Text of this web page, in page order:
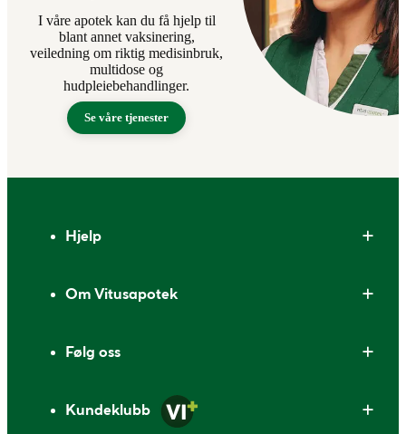
I våre apotek kan du få hjelp til
blant annet vaksinering,
veiledning om riktig medisinbruk,
multidose og
hudpleiebehandlinger.
Se våre tjenester
Hjelp
Om Vitusapotek
Følg oss
Kundeklubb